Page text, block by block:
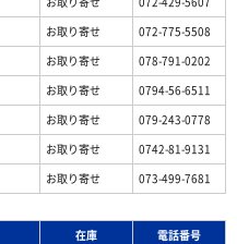
お取り寄せ
072-775-5508
お取り寄せ
078-791-0202
お取り寄せ
0794-56-6511
お取り寄せ
079-243-0778
お取り寄せ
0742-81-9131
お取り寄せ 073-499-7681
在庫 電話番号